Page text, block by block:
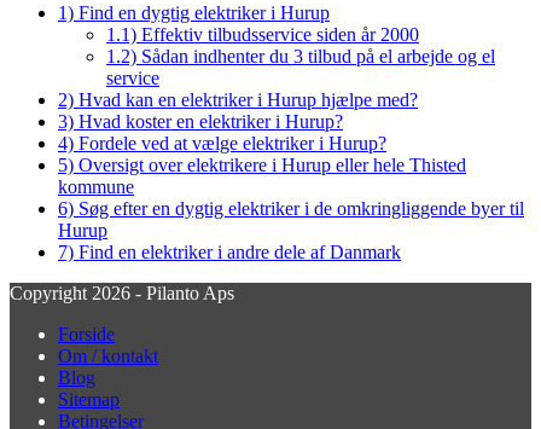
1) Find en dygtig elektriker i Hurup
1.1) Effektiv tilbudsservice siden år 2000
1.2) Sådan indhenter du 3 tilbud på el arbejde og el
service
2) Hvad kan en elektriker i Hurup hjælpe med?
3) Hvad koster en elektriker i Hurup?
4) Fordele ved at vælge elektriker i Hurup?
5) Oversigt over elektrikere i Hurup eller hele Thisted
kommune
6) Søg efter en dygtig elektriker i de omkringliggende byer til
Hurup
7) Find en elektriker i andre dele af Danmark
Copyright 2026 - Pilanto Aps
Forside
Om / kontakt
Blog
Sitemap
Betingelser